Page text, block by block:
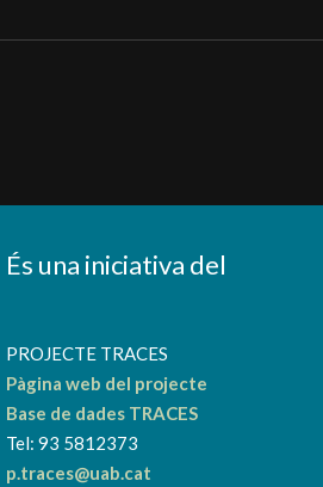
És una iniciativa del
PROJECTE TRACES
Pàgina web del projecte
Base de dades TRACES
Tel: 93 5812373
p.traces@uab.cat